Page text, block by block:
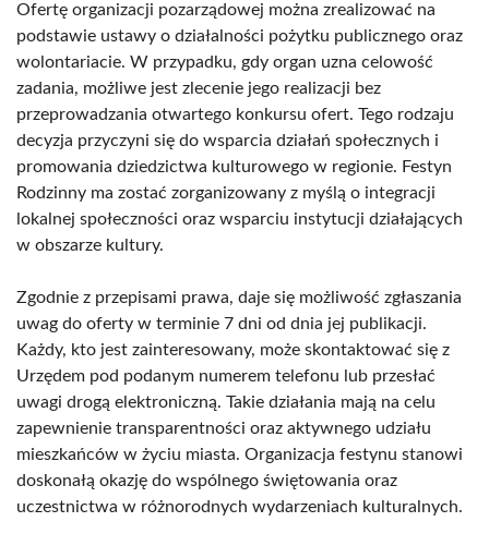
Ofertę organizacji pozarządowej można zrealizować na
podstawie ustawy o działalności pożytku publicznego oraz
wolontariacie. W przypadku, gdy organ uzna celowość
zadania, możliwe jest zlecenie jego realizacji bez
przeprowadzania otwartego konkursu ofert. Tego rodzaju
decyzja przyczyni się do wsparcia działań społecznych i
promowania dziedzictwa kulturowego w regionie. Festyn
Rodzinny ma zostać zorganizowany z myślą o integracji
lokalnej społeczności oraz wsparciu instytucji działających
w obszarze kultury.
Zgodnie z przepisami prawa, daje się możliwość zgłaszania
uwag do oferty w terminie 7 dni od dnia jej publikacji.
Każdy, kto jest zainteresowany, może skontaktować się z
Urzędem pod podanym numerem telefonu lub przesłać
uwagi drogą elektroniczną. Takie działania mają na celu
zapewnienie transparentności oraz aktywnego udziału
mieszkańców w życiu miasta. Organizacja festynu stanowi
doskonałą okazję do wspólnego świętowania oraz
uczestnictwa w różnorodnych wydarzeniach kulturalnych.